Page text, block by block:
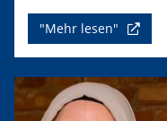
"Mehr lesen"